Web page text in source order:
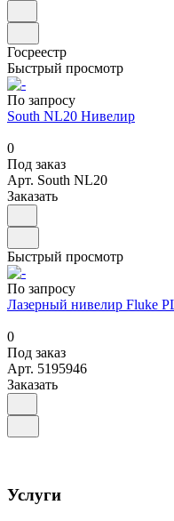
Госреестр
Быстрый просмотр
По запросу
South NL20 Нивелир
0
Под заказ
Арт. South NL20
Заказать
Быстрый просмотр
По запросу
Лазерный нивелир Fluke
0
Под заказ
Арт. 5195946
Заказать
Услуги